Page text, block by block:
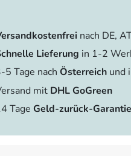
nach DE,
Lieferung in 1-2
5 Tage nach Österreich und
mit DHL GoGreen
Tage Geld-zurück-Garantie